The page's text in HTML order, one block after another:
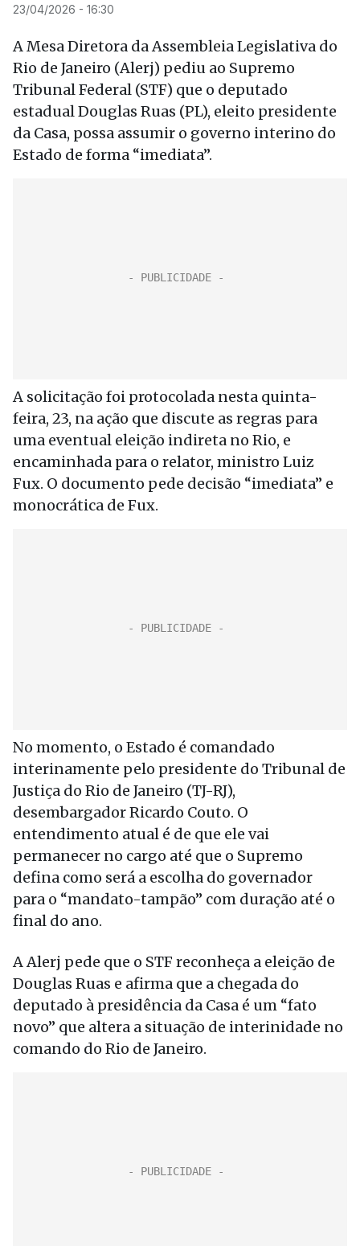
23/04/2026 - 16:30
A Mesa Diretora da Assembleia Legislativa do
Rio de Janeiro (Alerj) pediu ao Supremo
Tribunal Federal (STF) que o deputado
estadual Douglas Ruas (PL), eleito presidente
da Casa, possa assumir o governo interino do
Estado de forma “imediata”.
A solicitação foi protocolada nesta quinta-
feira, 23, na ação que discute as regras para
uma eventual eleição indireta no Rio, e
encaminhada para o relator, ministro Luiz
Fux. O documento pede decisão “imediata” e
monocrática de Fux.
No momento, o Estado é comandado
interinamente pelo presidente do Tribunal de
Justiça do Rio de Janeiro (TJ-RJ),
desembargador Ricardo Couto. O
entendimento atual é de que ele vai
permanecer no cargo até que o Supremo
defina como será a escolha do governador
para o “mandato-tampão” com duração até o
final do ano.
A Alerj pede que o STF reconheça a eleição de
Douglas Ruas e afirma que a chegada do
deputado à presidência da Casa é um “fato
novo” que altera a situação de interinidade no
comando do Rio de Janeiro.